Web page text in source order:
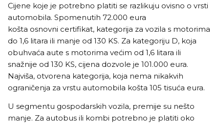
Cijene koje je potrebno platiti se razlikuju ovisno o vrsti
automobila. Spomenutih 72.000 eura
košta osnovni certifikat, kategorija za vozila s motorima
do 1,6 litara ili manje od 130 KS. Za kategoriju D, koja
obuhvaća aute s motorima većim od 1,6 litara ili
snažnije od 130 KS, cijena dozvole je 101.000 eura.
Najviša, otvorena kategorija, koja nema nikakvih
ograničenja za vrstu automobila košta 105 tisuća eura.
U segmentu gospodarskih vozila, premije su nešto
manje. Za autobus ili kombi potrebno je platiti oko